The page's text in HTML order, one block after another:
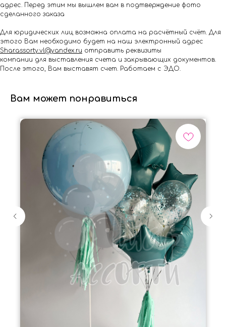
адрес. Перед этим мы вышлем вам в подтверждение фото
сделанного заказа
Для юридических лиц возможна оплата на расчётный счёт. Для
этого Вам необходимо будет на наш электронный адрес
Shar.assorty.vl@yandex.ru отправить реквизиты
компании для выставления счета и закрывающих документов.
После этого, Вам выставят счет. Работаем с ЭДО.
Вам может понравиться